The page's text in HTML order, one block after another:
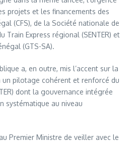
projets et les financements des
(CFS), de la Société nationale de
Train Express régional (SENTER) et
(GTS-SA).
a, en outre, mis l’accent sur la
un pilotage cohérent et renforcé du
dont la gouvernance intégrée
systématique au niveau
Premier Ministre de veiller avec le